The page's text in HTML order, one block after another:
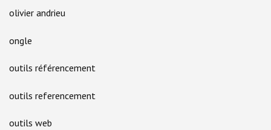
olivier andrieu
ongle
outils référencement
outils referencement
outils web